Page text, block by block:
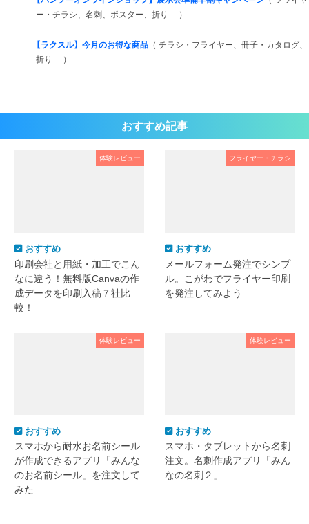
ー・チラシ、名刺、ポスター、折り… ）
【ラクスル】今月のお得な商品 （ チラシ・フライヤー、冊子・カタログ、
折り… ）
おすすめ記事
体験レビュー
おすすめ
印刷会社と用紙・加工でこん
なに違う！無料版Canvaの作
成データを印刷入稿７社比
較！
フライヤー・チラシ
おすすめ
メールフォーム発注でシンプ
ル。こがわでフライヤー印刷
を発注してみよう
体験レビュー
おすすめ
スマホから耐水お名前シール
が作成できるアプリ「みんな
のお名前シール」を注文して
みた
体験レビュー
おすすめ
スマホ・タブレットから名刺
注文。名刺作成アプリ「みん
なの名刺２」